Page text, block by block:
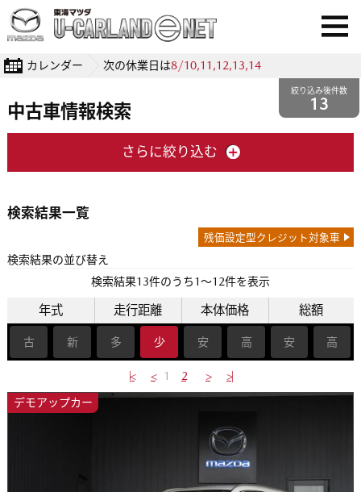
カレンダー 次の休業日は8/10,11,12,13,14
絞り込み後件数
13
中古車情報検索
さらに絞り込む
検索結果一覧
残価設定型クレジット対象車
検索結果の並び替え
検索結果13件のうち1〜12件を表示
年式 走行距離 本体価格 総額
古 新 多 少 安 高 安 高
|< < 1 2 > >|
デモアップカー